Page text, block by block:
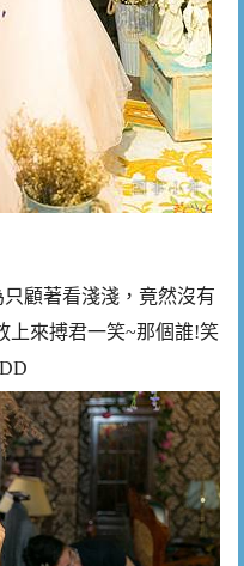
顧著看淺淺，竟然沒有
上來搏君一笑~那個誰!笑